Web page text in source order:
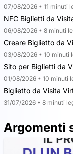
07/08/2026 • 11 minuti
NFC Biglietti da
06/08/2026 • 8 minuti
Creare Biglietto da
03/08/2026 • 10 minuti
Sito per Biglietti da
01/08/2026 • 10 minuti
Biglietto da Visita
31/07/2026 • 8 minuti
Argomenti